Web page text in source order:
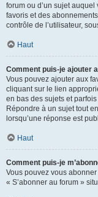
forum ou d’un sujet
favoris et des
contrôle de l’utilisateur,
Haut
Comment puis-je ajouter
Vous pouvez ajouter aux
cliquant sur le lien
en bas des sujets et
Répondre à un sujet tout
lorsqu’une réponse est
Haut
Comment puis-je
Vous pouvez vous
« S’abonner au forum »